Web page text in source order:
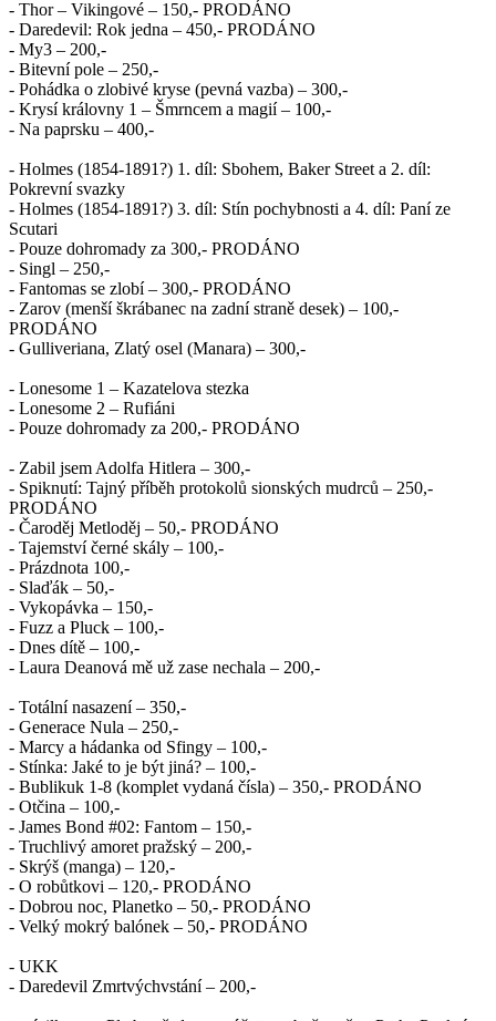
- Thor – Vikingové – 150,- PRODÁNO
- Daredevil: Rok jedna – 450,- PRODÁNO
- My3 – 200,-
- Bitevní pole – 250,-
- Pohádka o zlobivé kryse (pevná vazba) – 300,-
- Krysí královny 1 – Šmrncem a magií – 100,-
- Na paprsku – 400,-
- Holmes (1854-1891?) 1. díl: Sbohem, Baker Street a 2. díl:
Pokrevní svazky
- Holmes (1854-1891?) 3. díl: Stín pochybnosti a 4. díl: Paní ze
Scutari
- Pouze dohromady za 300,- PRODÁNO
- Singl – 250,-
- Fantomas se zlobí – 300,- PRODÁNO
- Zarov (menší škrábanec na zadní straně desek) – 100,-
PRODÁNO
- Gulliveriana, Zlatý osel (Manara) – 300,-
- Lonesome 1 – Kazatelova stezka
- Lonesome 2 – Rufiáni
- Pouze dohromady za 200,- PRODÁNO
- Zabil jsem Adolfa Hitlera – 300,-
- Spiknutí: Tajný příběh protokolů sionských mudrců – 250,-
PRODÁNO
- Čaroděj Metloděj – 50,- PRODÁNO
- Tajemství černé skály – 100,-
- Prázdnota 100,-
- Slaďák – 50,-
- Vykopávka – 150,-
- Fuzz a Pluck – 100,-
- Dnes dítě – 100,-
- Laura Deanová mě už zase nechala – 200,-
- Totální nasazení – 350,-
- Generace Nula – 250,-
- Marcy a hádanka od Sfingy – 100,-
- Stínka: Jaké to je být jiná? – 100,-
- Bublikuk 1-8 (komplet vydaná čísla) – 350,- PRODÁNO
- Otčina – 100,-
- James Bond #02: Fantom – 150,-
- Truchlivý amoret pražský – 200,-
- Skrýš (manga) – 120,-
- O robůtkovi – 120,- PRODÁNO
- Dobrou noc, Planetko – 50,- PRODÁNO
- Velký mokrý balónek – 50,- PRODÁNO
- UKK
- Daredevil Zmrtvýchvstání – 200,-